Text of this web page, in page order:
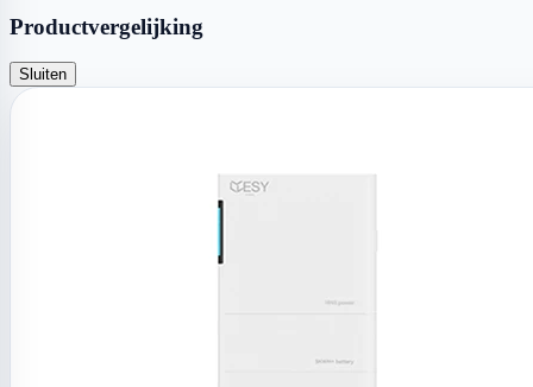
Productvergelijking
Sluiten